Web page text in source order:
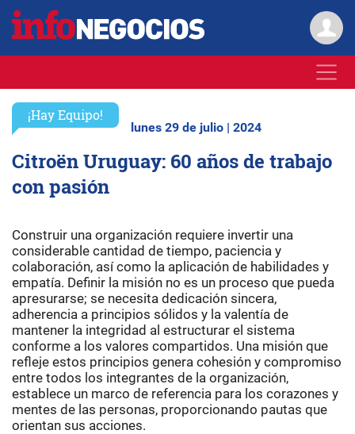
¡Hay Equipo!
lunes 29 de julio | 2024
Citroën Uruguay: 60 años de trabajo
con pasión
Construir una organización requiere invertir una
considerable cantidad de tiempo, paciencia y
colaboración, así como la aplicación de habilidades y
empatía. Definir la misión no es un proceso que pueda
apresurarse; se necesita dedicación sincera,
adherencia a principios sólidos y la valentía de
mantener la integridad al estructurar el sistema
conforme a los valores compartidos. Una misión que
refleje estos principios genera cohesión y compromiso
entre todos los integrantes de la organización,
establece un marco de referencia para los corazones y
mentes de las personas, proporcionando pautas que
orientan sus acciones.